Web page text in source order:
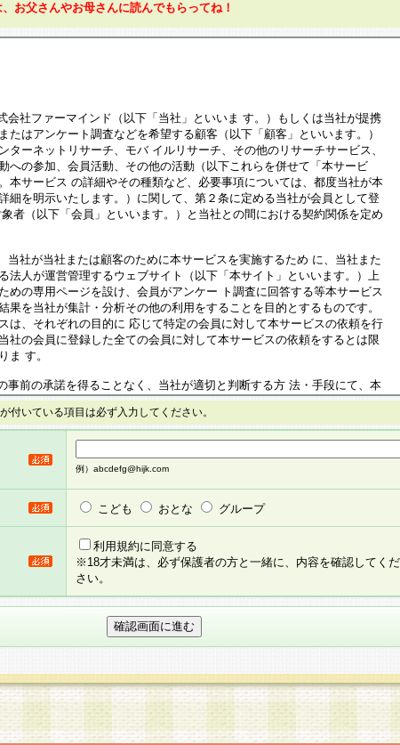
お父さんやお母さんに読んでもらってね！
会社ファーマインド（以下「当社」といいま す。）もしくは当社が提携
たはアンケート調査などを希望する顧客（以下「顧客」といいます。）
ターネットリサーチ、モバ イルリサーチ、その他のリサーチサービス、
への参加、会員活動、その他の活動（以下これらを併せて「本サービ
本サービス の詳細やその種類など、必要事項については、都度当社が本
細を明示いたします。）に関して、第２条に定める当社が会員として登
者（以下「会員」といいます。）と当社との間における契約関係を定め
当社が当社または顧客のために本サービスを実施するため に、当社また
法人が運営管理するウェブサイト（以下「本サイト」といいます。）上
めの専用ページを設け、会員がアンケー ト調査に回答する等本サービス
果を当社が集計・分析その他の利用をすることを目的とするものです。
は、それぞれの目的に 応じて特定の会員に対して本サービスの依頼を行
社の会員に登録した全ての会員に対して本サービスの依頼をするとは限
ま す。
事前の承諾を得ることなく、当社が適切と判断する方 法・手段にて、本
、変更または修正することができるものとします。改定後の本規約等
ては本サイトに掲示したときに、その 他の諸規定については、会員に対
配信または本サイトに掲示したときのいずれか早い時期をもってその効
る個人情報は、すべて会員登録希望者の自由な意思で提 供いただいたも
す。従って、会員登録希望者が自らの個人情報の提供を希望されない場
の個人情報をお預かりいたしません が、提供されないことによって、当
ービス等をご利用いただけない場合がありますことを予めご了承くださ
から当社が保有している個人情報の開示・訂正・追加・ 利用停止等を求
、ご本人様であることが当社にて確認できた場合に限り、法令に準拠し
約等を承諾のうえ、当社所定の登録手続きを全て完了し、当社が承認した
付いている項目は必ず入力してください。
例）abcdefg@hijk.com
こども おとな グループ
利用規約に同意する
※18才未満は、必ず保護者の方と一緒に、内容を確認してくだ
さい。